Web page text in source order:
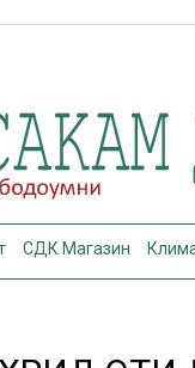
СДК Магазин